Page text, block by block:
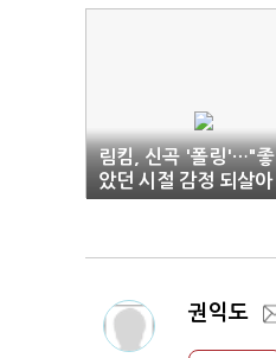
림킴, 신곡 '폴링'…"좋
았던 시절 감정 되살아
나길"
권익도